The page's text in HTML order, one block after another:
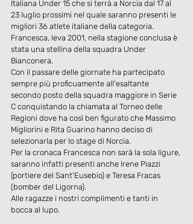
Italiana Under 15 che si terrà a Norcia dal 17 al
23 luglio prossimi nel quale saranno presenti le
migliori 36 atlete italiane della categoria.
Francesca, leva 2001, nella stagione conclusa è
stata una stellina della squadra Under
Bianconera.
Con il passare delle giornate ha partecipato
sempre più proficuamente all'esaltante
secondo posto della squadra maggiore in Serie
C conquistando la chiamata al Torneo delle
Regioni dove ha così ben figurato che Massimo
Migliorini e Rita Guarino hanno deciso di
selezionarla per lo stage di Norcia.
Per la cronaca Francesca non sarà la sola ligure,
saranno infatti presenti anche Irene Piazzi
(portiere del Sant'Eusebio) e Teresa Fracas
(bomber del Ligorna).
Alle ragazze i nostri complimenti e tanti in
bocca al lupo.